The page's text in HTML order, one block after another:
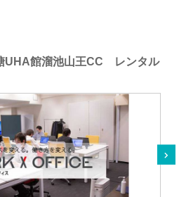
UHA館溜池山王CC レンタル